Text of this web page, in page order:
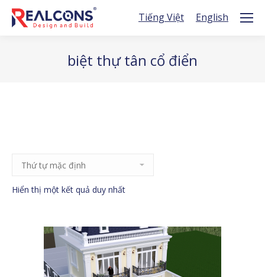
Tiếng Việt English
biệt thự tân cổ điển
Hiển thị một kết quả duy nhất